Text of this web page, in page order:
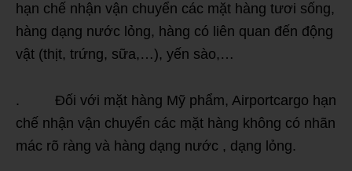
hạn chế nhận vận chuyển các mặt hàng tươi sống,
hàng dạng nước lỏng, hàng có liên quan đến động
vật (thịt, trứng, sữa,…), yến sào,…
. Đối với mặt hàng Mỹ phẩm, Airportcargo hạn
chế nhận vận chuyển các mặt hàng không có nhãn
mác rõ ràng và hàng dạng nước , dạng lỏng.